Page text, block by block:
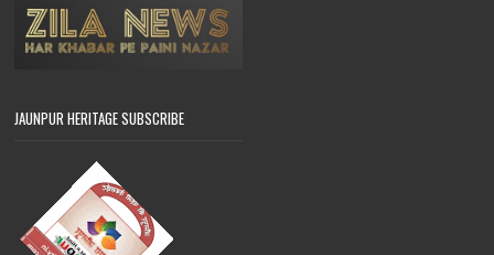
JAUNPUR HERITAGE SUBSCRIBE